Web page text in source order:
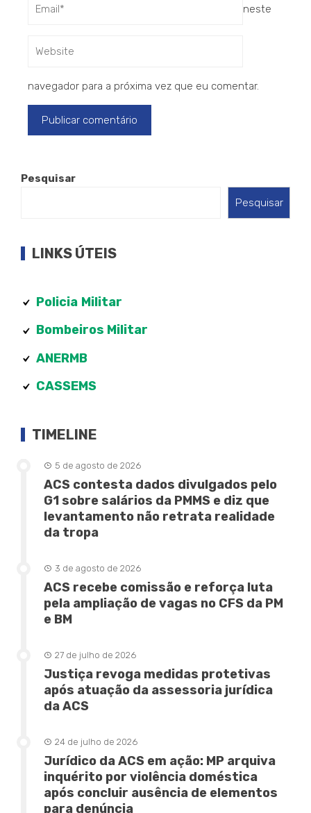
neste
navegador para a próxima vez que eu comentar.
Pesquisar
Pesquisar
LINKS ÚTEIS
Policia Militar
Bombeiros Militar
ANERMB
CASSEMS
TIMELINE
5 de agosto de 2026
ACS contesta dados divulgados pelo
G1 sobre salários da PMMS e diz que
levantamento não retrata realidade
da tropa
3 de agosto de 2026
ACS recebe comissão e reforça luta
pela ampliação de vagas no CFS da PM
e BM
27 de julho de 2026
Justiça revoga medidas protetivas
após atuação da assessoria jurídica
da ACS
24 de julho de 2026
Jurídico da ACS em ação: MP arquiva
inquérito por violência doméstica
após concluir ausência de elementos
para denúncia